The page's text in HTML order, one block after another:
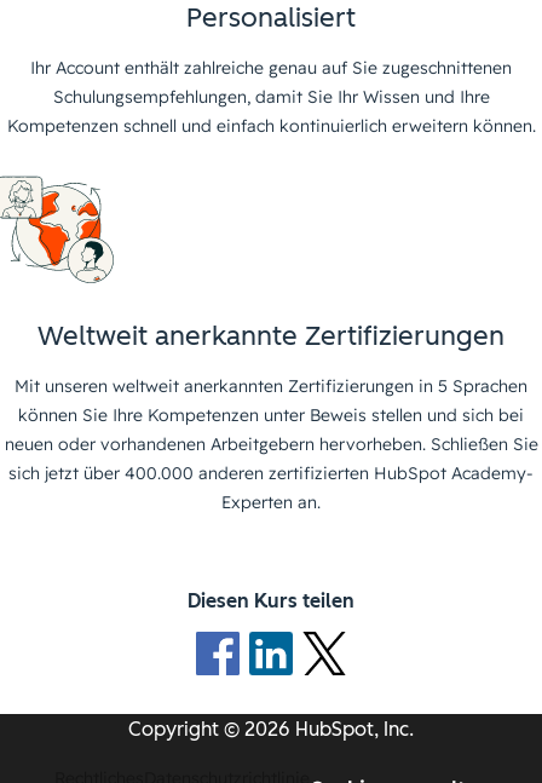
Personalisiert
Ihr Account enthält zahlreiche genau auf Sie zugeschnittenen
Schulungsempfehlungen, damit Sie Ihr Wissen und Ihre
Kompetenzen schnell und einfach kontinuierlich erweitern können.
Weltweit anerkannte Zertifizierungen
Mit unseren weltweit anerkannten Zertifizierungen in 5 Sprachen
können Sie Ihre Kompetenzen unter Beweis stellen und sich bei
neuen oder vorhandenen Arbeitgebern hervorheben. Schließen Sie
sich jetzt über 400.000 anderen zertifizierten HubSpot Academy-
Experten an.
Diesen Kurs teilen
Copyright © 2026 HubSpot, Inc.